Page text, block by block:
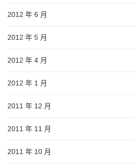
2012 年 6 月
2012 年 5 月
2012 年 4 月
2012 年 1 月
2011 年 12 月
2011 年 11 月
2011 年 10 月